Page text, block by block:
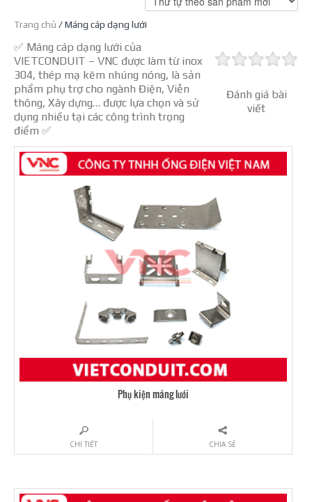
Trang chủ / Máng cáp dạng lưới
Đánh giá bài
viết
✅ Máng cáp dạng lưới của
VIETCONDUIT – VNC được làm từ inox
304, thép mạ kẽm nhúng nóng, là sản
phẩm phụ trợ cho ngành Điện, Viễn
thông, Xây dựng… được lựa chọn và sử
dụng nhiều tại các công trình trọng
điểm ✅
Phụ kiện máng lưới
CHI TIẾT CHIA SẺ